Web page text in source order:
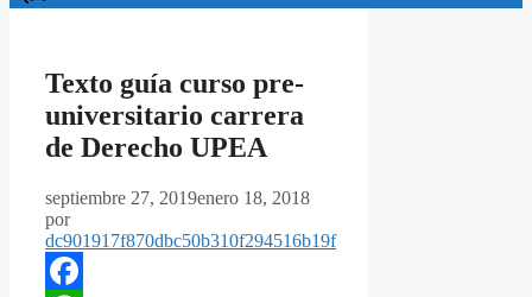
Texto guía curso pre-
universitario carrera
de Derecho UPEA
septiembre 27, 2019enero 18, 2018
por
dc901917f870dbc50b310f294516b19f